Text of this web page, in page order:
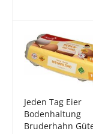
Jeden Tag Eier
Bodenhaltung
Bruderhahn